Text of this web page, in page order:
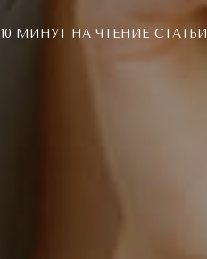
10 МИНУТ НА ЧТЕНИЕ СТАТЬИ